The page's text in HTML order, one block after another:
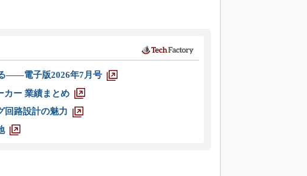
――電子版2026年7月号
カー 業績まとめ
回路設計の魅力